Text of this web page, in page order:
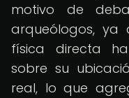
motivo de
arqueólogos,
física directa
sobre su
real, lo que